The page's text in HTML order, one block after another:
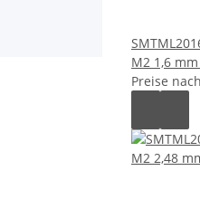
M2 1,6
Preise